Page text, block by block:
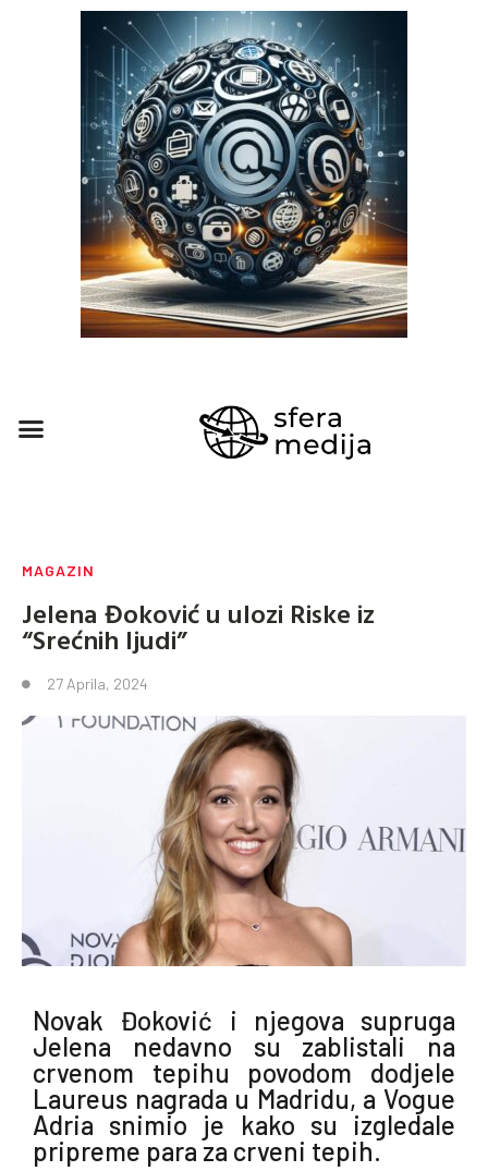
MAGAZIN
Jelena Đoković u ulozi Riske iz
“Srećnih ljudi”
27 Aprila, 2024
Novak Đoković i njegova supruga
Jelena nedavno su zablistali na
crvenom tepihu povodom dodjele
Laureus nagrada u Madridu, a Vogue
Adria snimio je kako su izgledale
pripreme para za crveni tepih.